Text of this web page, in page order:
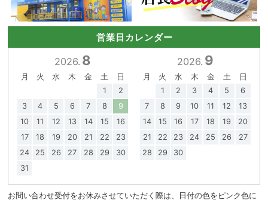
営業日カレンダー
2026. 8
月 火 水 木 金 土
日
1
2
3
4 5 6 7 8
9
10
11 12 13 14 15
16
17
18 19 20 21 22
23
24
25 26 27 28 29
30
31
2026. 9
月 火 水 木 金 土
日
1
2 3 4 5
6
7
8 9 10 11 12
13
14
15 16 17 18 19
20
21
22 23 24 25 26
27
28
29 30
お問い合わせ受付をお休みさせていただく際は、日付の色をピンク色に